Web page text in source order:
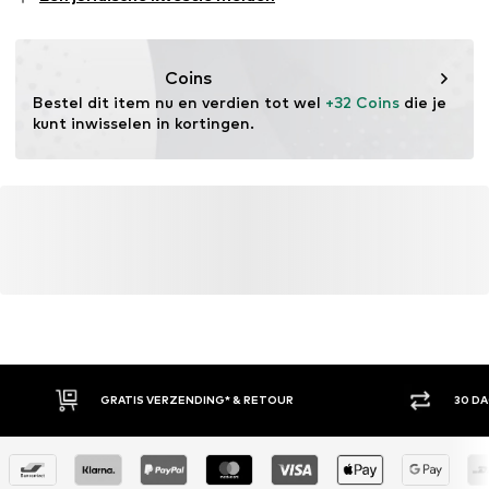
Eigenschap: Ademend
Coins
Bestel dit item nu en verdien tot wel +32 Coins die je
kunt inwisselen in kortingen.
GRATIS VERZENDING* & RETOUR 30